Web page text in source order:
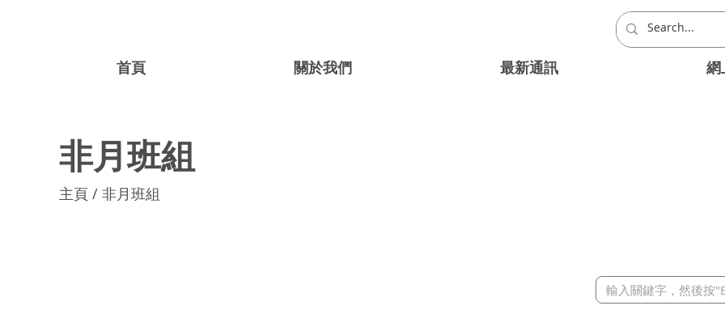
首頁 關於我們 最新通訊 網
非月班組
主頁 / ​非月班組